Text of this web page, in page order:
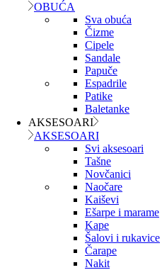
OBUĆA
Sva obuća
Čizme
Cipele
Sandale
Papuče
Espadrile
Patike
Baletanke
AKSESOARI
AKSESOARI
Svi aksesoari
Tašne
Novčanici
Naočare
Kaiševi
Ešarpe i marame
Kape
Šalovi i rukavice
Čarape
Nakit